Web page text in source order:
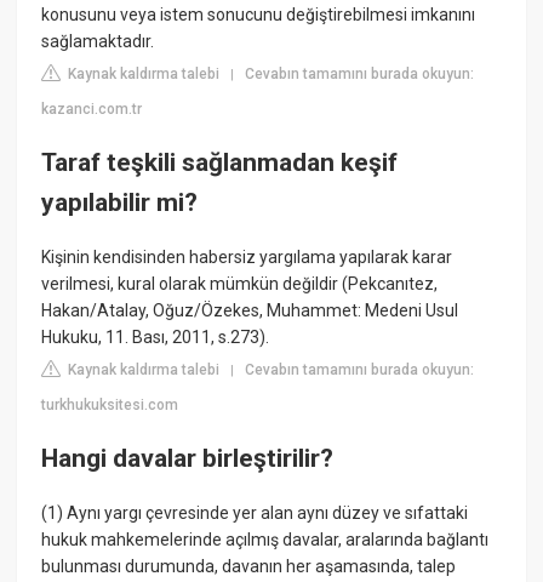
konusunu veya istem sonucunu değiştirebilmesi imkanını
sağlamaktadır.
Kaynak kaldırma talebi |Cevabın tamamını burada okuyun:
kazanci.com.tr
Taraf teşkili sağlanmadan keşif
yapılabilir mi?
Kişinin kendisinden habersiz yargılama yapılarak karar
verilmesi, kural olarak mümkün değildir (Pekcanıtez,
Hakan/Atalay, Oğuz/Özekes, Muhammet: Medeni Usul
Hukuku, 11. Bası, 2011, s.273).
Kaynak kaldırma talebi |Cevabın tamamını burada okuyun:
turkhukuksitesi.com
Hangi davalar birleştirilir?
(1) Aynı yargı çevresinde yer alan aynı düzey ve sıfattaki
hukuk mahkemelerinde açılmış davalar, aralarında bağlantı
bulunması durumunda, davanın her aşamasında, talep